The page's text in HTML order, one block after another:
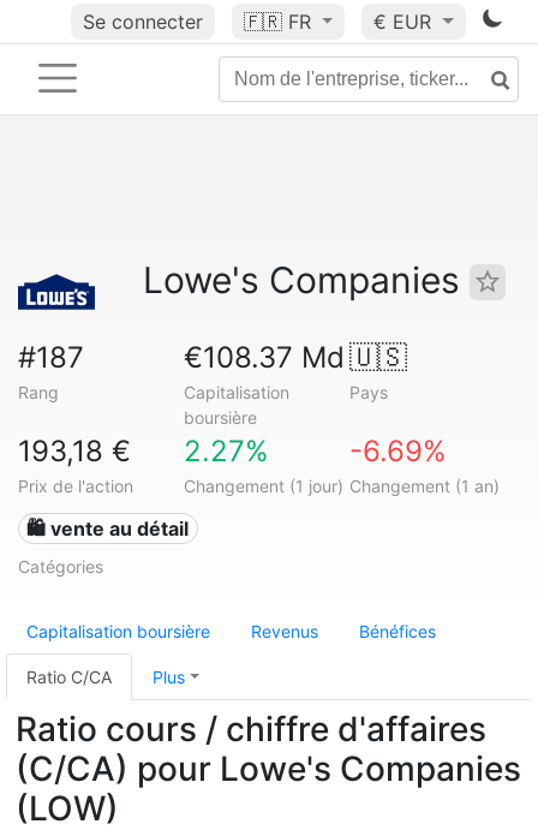
Se connecter 🇫🇷 FR € EUR
Lowe's Companies
#187
Rang
€108.37 Md
Capitalisation
boursière
🇺🇸
Pays
193,18 €
Prix de l'action
2.27%
Changement (1 jour)
-6.69%
Changement (1 an)
🛍️ vente au détail
Catégories
Capitalisation boursière Revenus Bénéfices
Ratio C/CA Plus
Ratio cours / chiffre d'affaires
(C/CA) pour Lowe's Companies
(LOW)